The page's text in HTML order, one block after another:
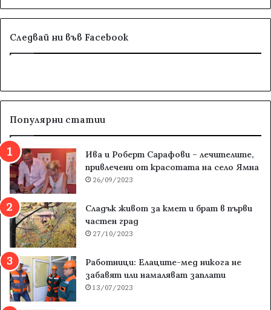
Следвай ни във Facebook
Популярни статии
Ива и Роберт Сарафови – лечителите,
привлечени от красотата на село Ямна
26/09/2023
Сладък живот за кмет и брат в първи
частен град
27/10/2023
Работници: Елаците-мед никога не
забавят или намаляват заплати
13/07/2023